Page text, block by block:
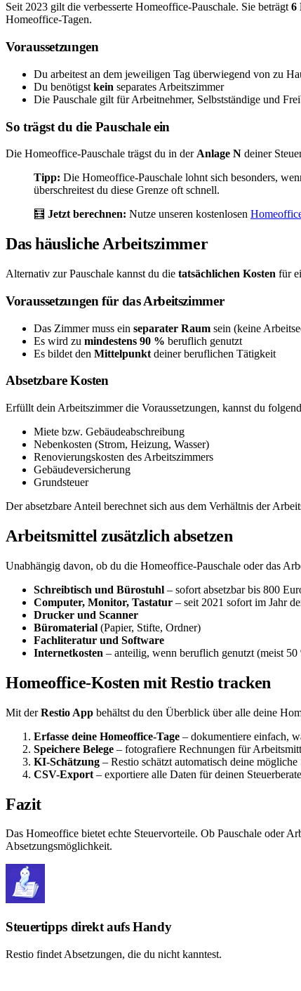
Seit 2023 gilt die verbesserte Homeoffice-Pauschale. Sie beträgt6
Homeoffice-Tagen.
Voraussetzungen
Du arbeitest an dem jeweiligen Tag überwiegend von zu
Du benötigst kein separates Arbeitszimmer
Die Pauschale gilt für Arbeitnehmer, Selbstständige und
So trägst du die Pauschale ein
Die Homeoffice-Pauschale trägst du in der Anlage N deiner
Tipp: Die Homeoffice-Pauschale lohnt sich besonders,
überschreitest du diese Grenze oft schnell.
🧮 Jetzt berechnen: Nutze unseren kostenlosen
Das häusliche Arbeitszimmer
Alternativ zur Pauschale kannst du die tatsächlichen Kosten für
Voraussetzungen für das Arbeitszimmer
Das Zimmer muss ein separater Raum sein (keine
Es wird zu mindestens 90 % beruflich genutzt
Es bildet den Mittelpunkt deiner beruflichen Tätigkeit
Absetzbare Kosten
Erfüllt dein Arbeitszimmer die Voraussetzungen, kannst du
Miete bzw. Gebäudeabschreibung
Nebenkosten (Strom, Heizung, Wasser)
Renovierungskosten des Arbeitszimmers
Gebäudeversicherung
Grundsteuer
Der absetzbare Anteil berechnet sich aus dem Verhältnis der
Arbeitsmittel zusätzlich absetzen
Unabhängig davon, ob du die Homeoffice-Pauschale oder das
Schreibtisch und Bürostuhl – sofort absetzbar bis 800
Computer, Monitor, Tastatur – seit 2021 sofort im Jahr
Drucker und Scanner
Büromaterial (Papier, Stifte, Ordner)
Fachliteratur und Software
Internetkosten – anteilig, wenn beruflich genutzt (meist 50
Homeoffice-Kosten mit Restio tracken
Mit derRestio App behältst du den Überblick über alle deine
Erfasse deine Homeoffice-Tage – dokumentiere einfach,
Speichere Belege – fotografiere Rechnungen für
KI-Schätzung – Restio schätzt automatisch deine mögliche
CSV-Export – exportiere alle Daten für deinen
Fazit
Das Homeoffice bietet echte Steuervorteile. Ob Pauschale oder
Absetzungsmöglichkeit.
Steuertipps direkt aufs Handy
Restio findet Absetzungen, die du nicht kanntest.